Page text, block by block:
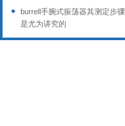
burrell手腕式振荡器其测定步骤
是尤为讲究的